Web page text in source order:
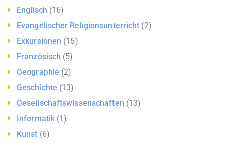
Englisch (16)
Evangelischer Religionsunterricht (2)
Exkursionen (15)
Französisch (5)
Geographie (2)
Geschichte (13)
Gesellschaftswissenschaften (13)
Informatik (1)
Kunst (6)